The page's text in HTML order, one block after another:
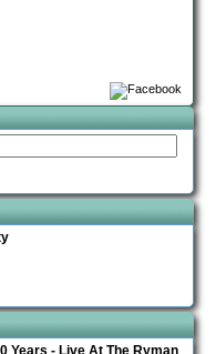
Years - Live At The Ryman